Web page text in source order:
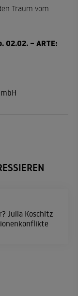
Traum vom
02.02. – ARTE:
Julia Koschitz